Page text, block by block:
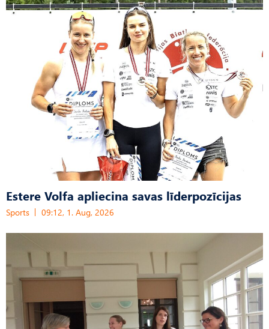
Estere Volfa apliecina savas līderpozīcijas
Sports 09:12, 1. Aug, 2026